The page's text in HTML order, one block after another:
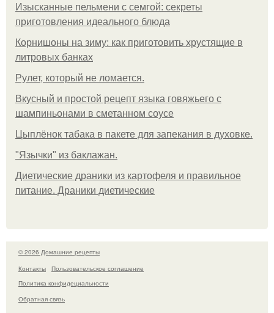
Изысканные пельмени с семгой: секреты
приготовления идеального блюда
Корнишоны на зиму: как приготовить хрустящие в
литровых банках
Рулет, который не ломается.
Вкусный и простой рецепт языка говяжьего с
шампиньонами в сметанном соусе
Цыплёнок табака в пакете для запекания в духовке.
"Язычки" из баклажан.
Диетические драники из картофеля и правильное
питание. Драники диетические
© 2026 Домашние рецепты
Контакты
Пользовательское соглашение
Политика конфидециальности
Обратная связь